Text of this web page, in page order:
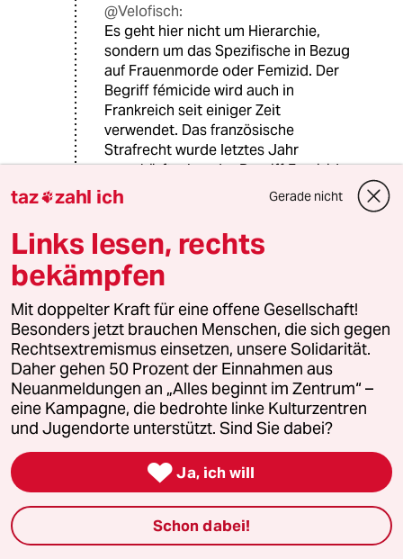
@Velofisch:
Es geht hier nicht um Hierarchie,
sondern um das Spezifische in Bezug
auf Frauenmorde oder Femizid. Der
Begriff fémicide wird auch in
Frankreich seit einiger Zeit
verwendet. Das französische
Strafrecht wurde letztes Jahr
verschärft, aber der Begriff Femizid
hat keinen Eingang gefunden. Das
würde ja bedeuten, dass Sexismus
die Basis der Beziehung von Frau und
Mann wäre und dass die Gesellschaft
sich vollständig in Frage stellen
müsste. Auch in Frankreich wurden
bisher Tötungsdelikte an Frauen als "
crime passionnel" abgetan und der
Täter kam in der Regel mit Totschlag
davon, 5-8 Jahre. Da wo er vielleicht
lebenslängliche Haft hätte
bekommen müssen. Das ist jetzt
anders, aber die Individualisierung
aufgehoben, wie auch?
taz zahl ich Gerade nicht
Links lesen, rechts
bekämpfen
Mit doppelter Kraft für eine offene Gesellschaft!
Besonders jetzt brauchen Menschen, die sich gegen
Rechtsextremismus einsetzen, unsere Solidarität.
Daher gehen 50 Prozent der Einnahmen aus
Neuanmeldungen an „Alles beginnt im Zentrum“ –
eine Kampagne, die bedrohte linke Kulturzentren
und Jugendorte unterstützt. Sind Sie dabei?
 Ja, ich will
Schon dabei!